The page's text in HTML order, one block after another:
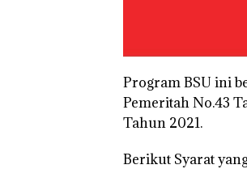
Program BSU ini
Pemeritah No.43
Tahun 2021.
Berikut Syarat